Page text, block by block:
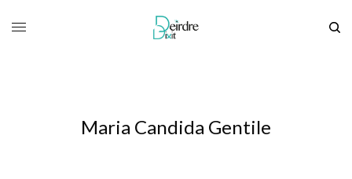
Maria Candida Gentile